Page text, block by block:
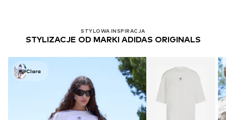
STYLOWA INSPIRACJA
STYLIZACJE OD MARKI ADIDAS ORIGINALS
Clara